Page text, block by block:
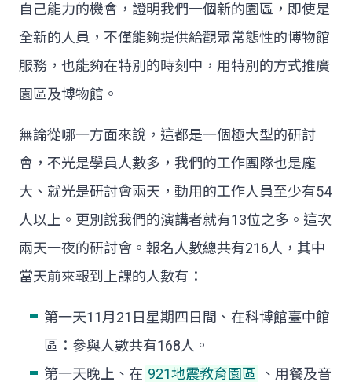
自己能力的機會，證明我們一個新的園區，即使是
全新的人員，不僅能夠提供給觀眾常態性的博物館
服務，也能夠在特別的時刻中，用特別的方式推廣
園區及博物館。
無論從哪一方面來說，這都是一個極大型的研討
會，不光是學員人數多，我們的工作團隊也是龐
大、就光是研討會兩天，動用的工作人員至少有54
人以上。更別說我們的演講者就有13位之多。這次
兩天一夜的研討會。報名人數總共有216人，其中
當天前來報到上課的人數有：
第一天11月21日星期四日間、在科博館臺中館
區：參與人數共有168人。
第一天晚上、在 921地震教育園區
、用餐及音